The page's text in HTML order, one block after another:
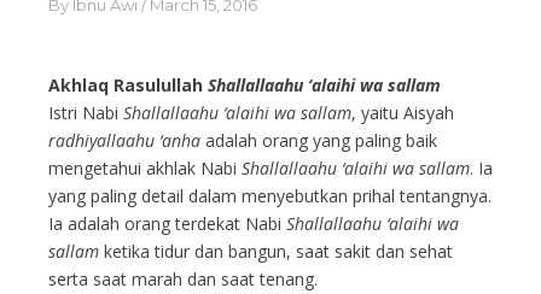
By Ibnu Awi March 15, 2016
Akhlaq Rasulullah Shallallaahu ‘alaihi wa sallam
Istri Nabi Shallallaahu ‘alaihi wa sallam, yaitu Aisyah
radhiyallaahu ‘anha adalah orang yang paling baik
mengetahui akhlak Nabi Shallallaahu ‘alaihi wa sallam. Ia
yang paling detail dalam menyebutkan prihal tentangnya.
Ia adalah orang terdekat Nabi Shallallaahu ‘alaihi wa
sallam ketika tidur dan bangun, saat sakit dan sehat
serta saat marah dan saat tenang.